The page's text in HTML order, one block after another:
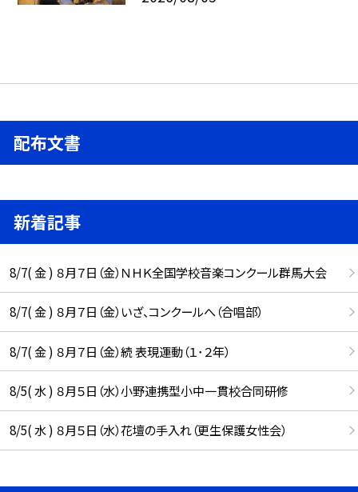
配布文書
新着記事
8/7( 金 ) ８月７日（金）ＮＨＫ全国学校音楽コンクール群馬大会
8/7( 金 ) ８月７日（金）いざ、コンクールへ（合唱部）
8/7( 金 ) ８月７日（金）続 表現運動（１･２年）
8/5( 水 ) ８月５日（水）小野連携型小中一貫校合同研修
8/5( 水 ) ８月５日（水）花壇の手入れ（更生保護女性会）